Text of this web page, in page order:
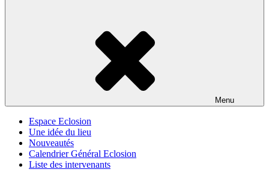
Menu
Espace Eclosion
Une idée du lieu
Nouveautés
Calendrier Général Eclosion
Liste des intervenants